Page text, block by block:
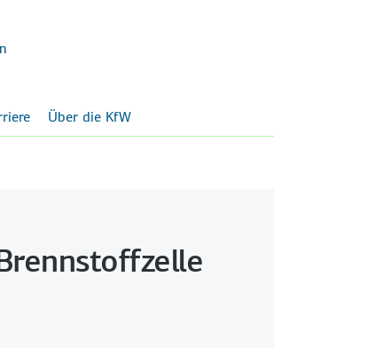
Über die KfW